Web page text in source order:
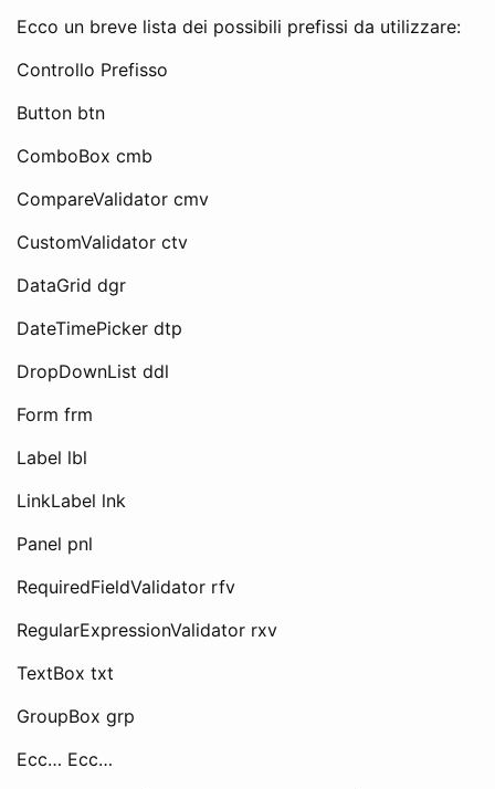
Ecco un breve lista dei possibili prefissi da utilizzare:
Controllo Prefisso
Button btn
ComboBox cmb
CompareValidator cmv
CustomValidator ctv
DataGrid dgr
DateTimePicker dtp
DropDownList ddl
Form frm
Label lbl
LinkLabel lnk
Panel pnl
RequiredFieldValidator rfv
RegularExpressionValidator rxv
TextBox txt
GroupBox grp
Ecc… Ecc…